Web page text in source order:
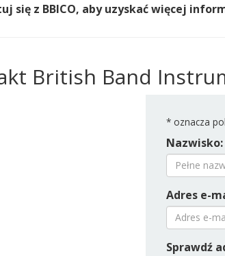
się z BBICO, aby uzyskać więcej
British Band
* oznacza
Adres e-
Sprawdź